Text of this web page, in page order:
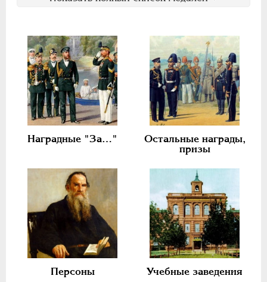
Наградные "За…"
Остальные награды,
призы
Персоны Учебные заведения
Цифры
2 7
НИКОЛАЙ II 1894-1917
СЕРИИ МЕДАЛЕЙ 1600-1881